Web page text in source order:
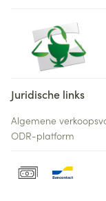
Juridische links
Algemene
ODR-platform